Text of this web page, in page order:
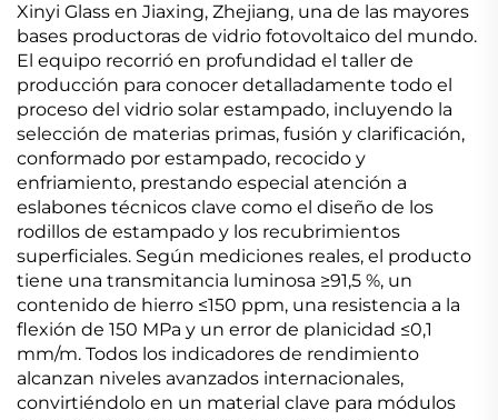
Xinyi Glass en Jiaxing, Zhejiang, una de las mayores
bases productoras de vidrio fotovoltaico del mundo.
El equipo recorrió en profundidad el taller de
producción para conocer detalladamente todo el
proceso del vidrio solar estampado, incluyendo la
selección de materias primas, fusión y clarificación,
conformado por estampado, recocido y
enfriamiento, prestando especial atención a
eslabones técnicos clave como el diseño de los
rodillos de estampado y los recubrimientos
superficiales. Según mediciones reales, el producto
tiene una transmitancia luminosa ≥91,5 %, un
contenido de hierro ≤150 ppm, una resistencia a la
flexión de 150 MPa y un error de planicidad ≤0,1
mm/m. Todos los indicadores de rendimiento
alcanzan niveles avanzados internacionales,
convirtiéndolo en un material clave para módulos